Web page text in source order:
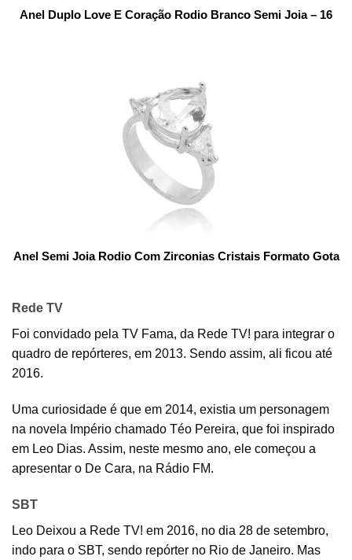
Anel Duplo Love E Coração Rodio Branco Semi Joia – 16
Anel Semi Joia Rodio Com Zirconias Cristais Formato Gota
Rede TV
Foi convidado pela TV Fama, da Rede TV! para integrar o
quadro de repórteres, em 2013. Sendo assim, ali ficou até
2016.
Uma curiosidade é que em 2014, existia um personagem
na novela Império chamado Téo Pereira, que foi inspirado
em Leo Dias. Assim, neste mesmo ano, ele começou a
apresentar o De Cara, na Rádio FM.
SBT
Leo Deixou a Rede TV! em 2016, no dia 28 de setembro,
indo para o SBT, sendo repórter no Rio de Janeiro. Mas